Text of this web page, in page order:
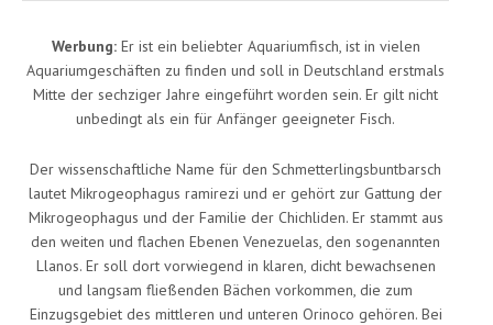
Werbung:Er ist ein beliebter Aquariumfisch, ist in vielen
Aquariumgeschäften zu finden und soll in Deutschland erstmals
Mitte der sechziger Jahre eingeführt worden sein. Er gilt nicht
unbedingt als ein für Anfänger geeigneter Fisch.
Der wissenschaftliche Name für den Schmetterlingsbuntbarsch
lautet Mikrogeophagus ramirezi und er gehört zur Gattung der
Mikrogeophagus und der Familie der Chichliden. Er stammt aus
den weiten und flachen Ebenen Venezuelas, den sogenannten
Llanos. Er soll dort vorwiegend in klaren, dicht bewachsenen
und langsam fließenden Bächen vorkommen, die zum
Einzugsgebiet des mittleren und unteren Orinoco gehören. Bei